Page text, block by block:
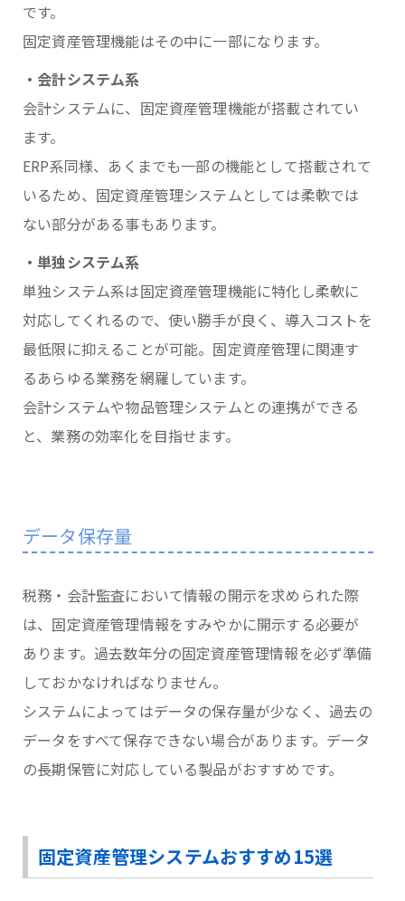
です。
固定資産管理機能はその中に一部になります。
・会計システム系
会計システムに、固定資産管理機能が搭載されてい
ます。
ERP系同様、あくまでも一部の機能として搭載されて
いるため、固定資産管理システムとしては柔軟では
ない部分がある事もあります。
・単独システム系
単独システム系は固定資産管理機能に特化し柔軟に
対応してくれるので、使い勝手が良く、導入コストを
最低限に抑えることが可能。固定資産管理に関連す
るあらゆる業務を網羅しています。
会計システムや物品管理システムとの連携ができる
と、業務の効率化を目指せます。
データ保存量
税務・会計監査において情報の開示を求められた際
は、固定資産管理情報をすみやかに開示する必要が
あります。過去数年分の固定資産管理情報を必ず準備
しておかなければなりません。
システムによってはデータの保存量が少なく、過去の
データをすべて保存できない場合があります。データ
の長期保管に対応している製品がおすすめです。
固定資産管理システムおすすめ15選